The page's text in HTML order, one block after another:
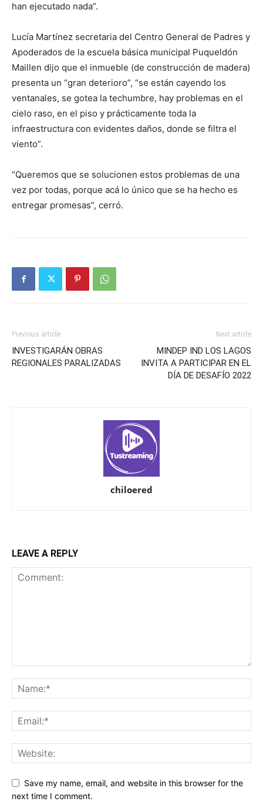
han ejecutado nada”.
Lucía Martínez secretaria del Centro General de Padres y
Apoderados de la escuela básica municipal Puqueldón
Maillen dijo que el inmueble (de construcción de madera)
presenta un “gran deterioro”, “se están cayendo los
ventanales, se gotea la techumbre, hay problemas en el
cielo raso, en el piso y prácticamente toda la
infraestructura con evidentes daños, donde se filtra el
viento”.
“Queremos que se solucionen estos problemas de una
vez por todas, porque acá lo único que se ha hecho es
entregar promesas”, cerró.
Previous article
INVESTIGARÁN OBRAS
REGIONALES PARALIZADAS
Next article
MINDEP IND LOS LAGOS
INVITA A PARTICIPAR EN EL
DÍA DE DESAFÍO 2022
chiloered
LEAVE A REPLY
Save my name, email, and website in this browser for the
next time I comment.